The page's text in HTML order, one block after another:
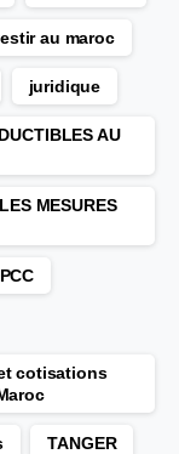
au maroc
juridique
AU
MESURES
cotisations
TANGER